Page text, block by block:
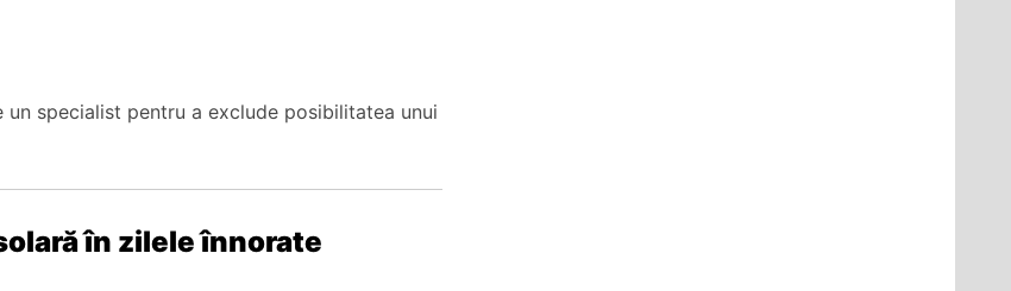
specialist pentru a exclude posibilitatea unui
în zilele înnorate